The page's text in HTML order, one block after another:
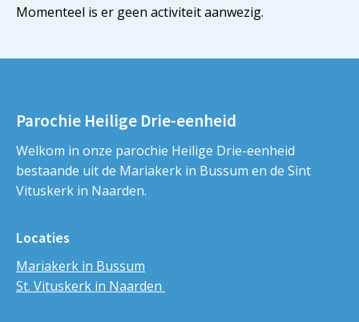
Momenteel is er geen activiteit aanwezig.
Parochie Heilige Drie-eenheid
Welkom in onze parochie Heilige Drie-eenheid
bestaande uit de Mariakerk in Bussum en de Sint
Vituskerk in Naarden.
Locaties
Mariakerk in Bussum
St. Vituskerk in Naarden